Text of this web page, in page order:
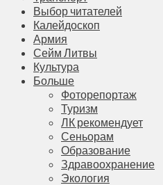
Выбор читателей
Калейдоскоп
Армия
Сейм Литвы
Культура
Больше
Фоторепортаж
Туризм
ЛК рекомендует
Сеньорам
Образование
Здравоохранение
Экология